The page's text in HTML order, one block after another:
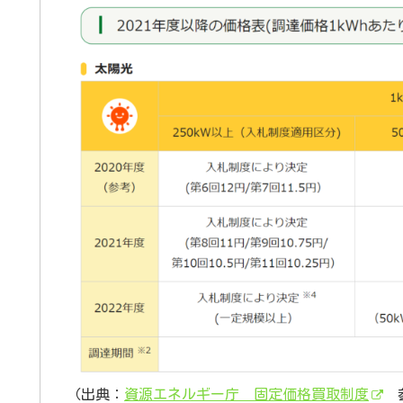
（出典： 資源エネルギー庁 固定価格買取制度